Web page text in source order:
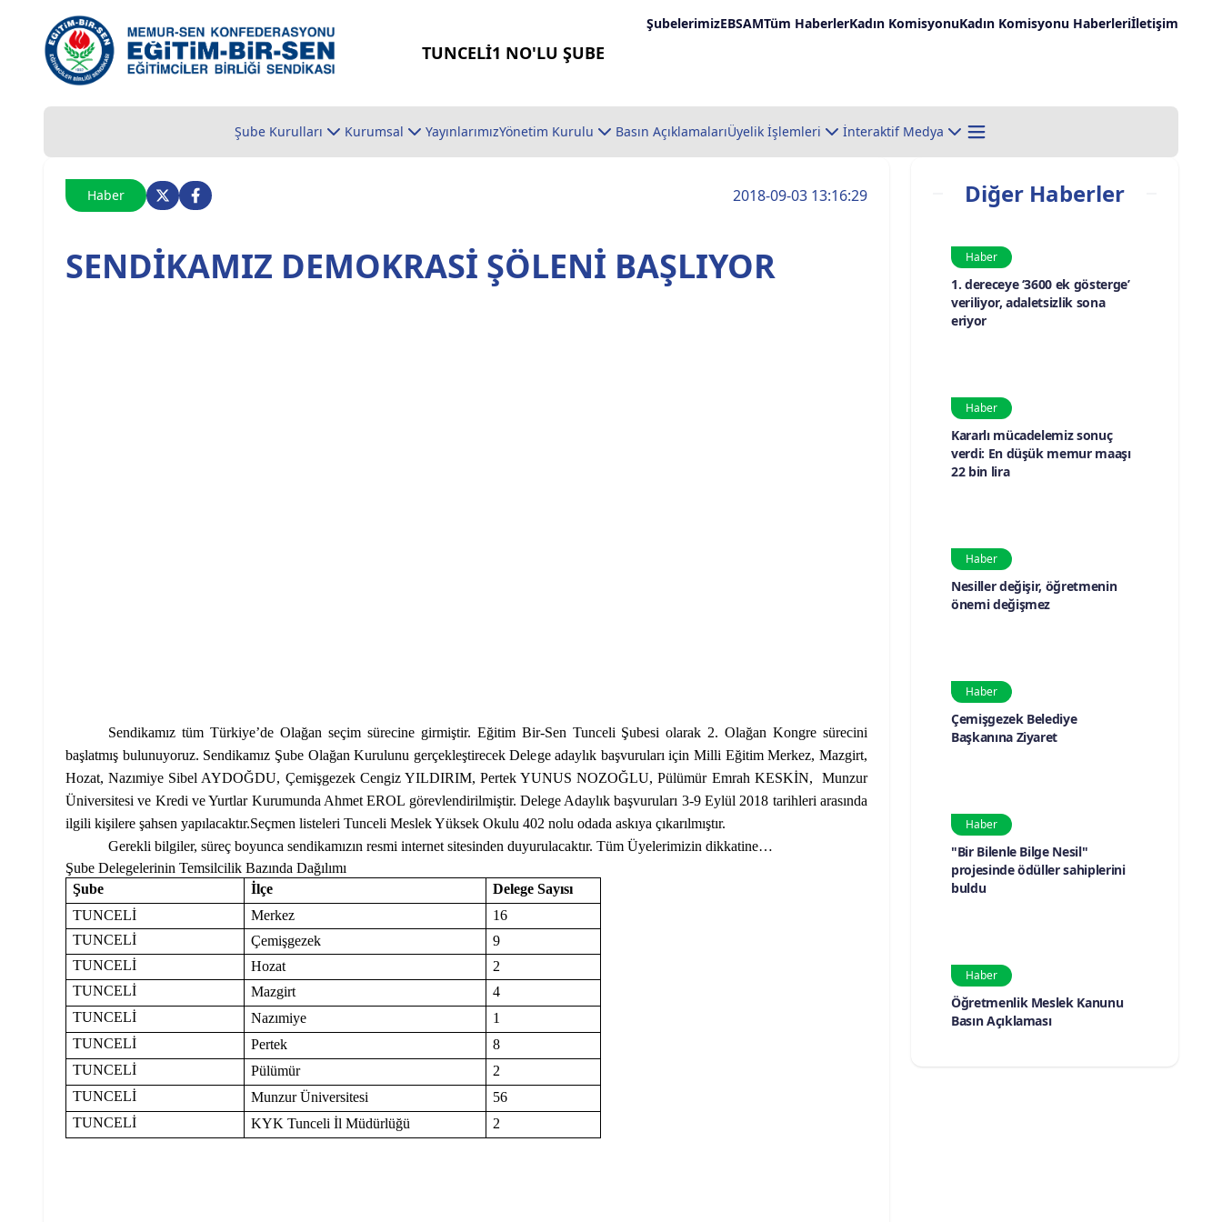
TUNCELİ1 NO'LU ŞUBE
ŞubelerimizEBSAMTüm HaberlerKadın KomisyonuKadın Komisyonu Haberleriİletişim
Şube Kurulları Kurumsal YayınlarımızYönetim Kurulu Basın AçıklamalarıÜyelik İşlemleri İnteraktif Medya
Haber 2018-09-03 13:16:29
SENDİKAMIZ DEMOKRASİ ŞÖLENİ BAŞLIYOR
Sendikamız tüm Türkiye’de Olağan seçim sürecine girmiştir. Eğitim Bir-Sen Tunceli Şubesi olarak 2. Olağan Kongre sürecini
başlatmış bulunuyoruz. Sendikamız Şube Olağan Kurulunu gerçekleştirecek Delege adaylık başvuruları için Milli Eğitim Merkez, Mazgirt,
Hozat, Nazımiye Sibel AYDOĞDU, Çemişgezek Cengiz YILDIRIM, Pertek YUNUS NOZOĞLU, Pülümür Emrah KESKİN, Munzur
Üniversitesi ve Kredi ve Yurtlar Kurumunda Ahmet EROL görevlendirilmiştir. Delege Adaylık başvuruları 3-9 Eylül 2018 tarihleri arasında
ilgili kişilere şahsen yapılacaktır.Seçmen listeleri Tunceli Meslek Yüksek Okulu 402 nolu odada askıya çıkarılmıştır.
Gerekli bilgiler, süreç boyunca sendikamızın resmi internet sitesinden duyurulacaktır. Tüm Üyelerimizin dikkatine…
Şube Delegelerinin Temsilcilik Bazında Dağılımı
Şube
İlçe
Delege Sayısı
TUNCELİ
Merkez
16
TUNCELİ
Çemişgezek
9
TUNCELİ
Hozat
2
TUNCELİ
Mazgirt
4
TUNCELİ
Nazımiye
1
TUNCELİ
Pertek
8
TUNCELİ
Pülümür
2
TUNCELİ
Munzur Üniversitesi
56
TUNCELİ
KYK Tunceli İl Müdürlüğü 2
Diğer Haberler
Haber
1. dereceye ‘3600 ek gösterge’
veriliyor, adaletsizlik sona
eriyor
Haber
Kararlı mücadelemiz sonuç
verdi: En düşük memur maaşı
22 bin lira
Haber
Nesiller değişir, öğretmenin
önemi değişmez
Haber
Çemişgezek Belediye
Başkanına Ziyaret
Haber
"Bir Bilenle Bilge Nesil"
projesinde ödüller sahiplerini
buldu
Haber
Öğretmenlik Meslek Kanunu
Basın Açıklaması